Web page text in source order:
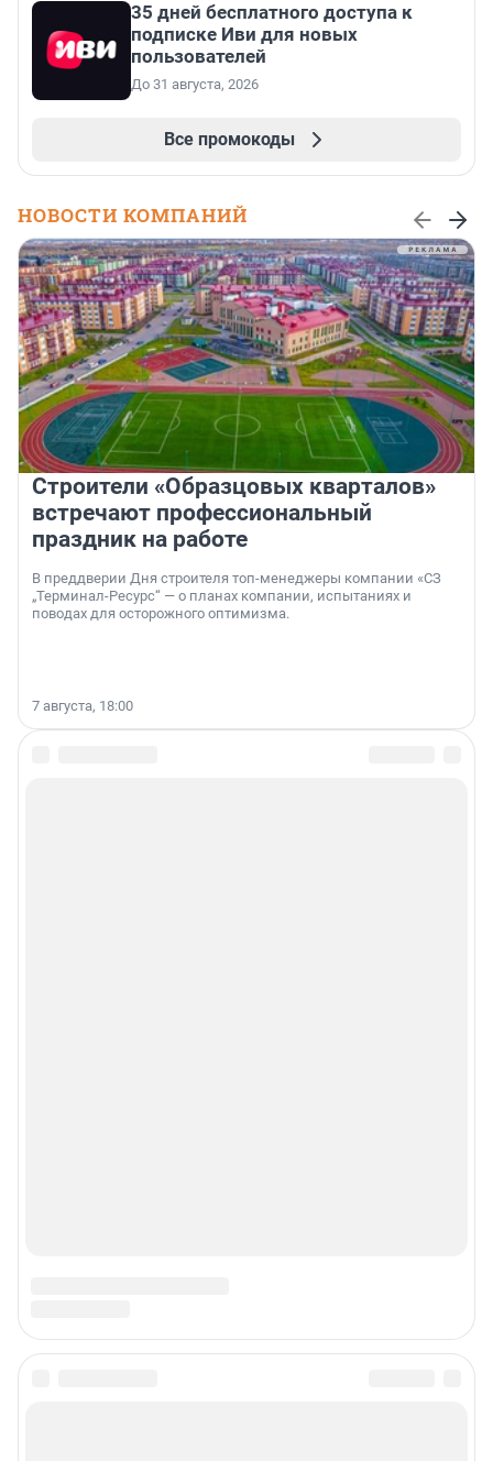
35 дней бесплатного доступа к
подписке Иви для новых
пользователей
До 31 августа, 2026
Все промокоды
НОВОСТИ КОМПАНИЙ
Строители «Образцовых кварталов»
встречают профессиональный
праздник на работе
В преддверии Дня строителя топ-менеджеры компании «СЗ
„Терминал-Ресурс“ — о планах компании, испытаниях и
поводах для осторожного оптимизма.
7 августа, 18:00